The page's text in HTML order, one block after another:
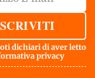
dichiari di aver letto
privacy